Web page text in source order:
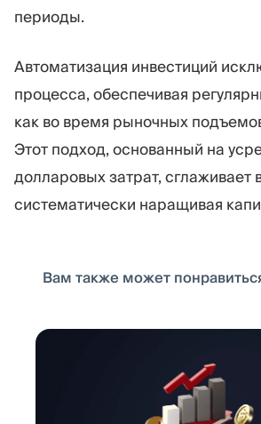
периоды.
Автоматизация инвестиций
процесса, обеспечивая
как во время рыночных
Этот подход, основанный на
долларовых затрат, сглаживает
систематически наращивая
Вам также может